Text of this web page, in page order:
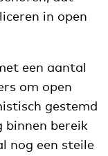
in open
een aantal
om open
gestemd
binnen bereik
nog een steile